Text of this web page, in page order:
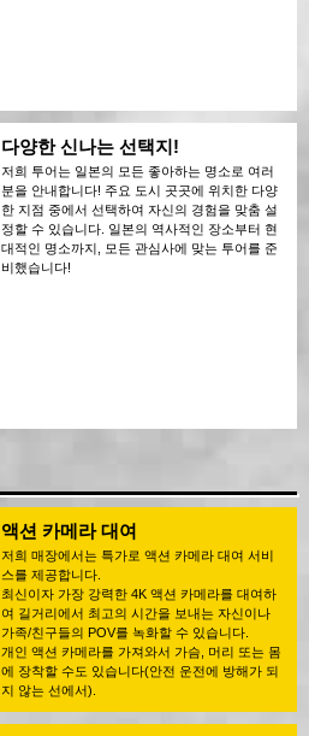
다양한 신나는 선택지!
저희 투어는 일본의 모든 좋아하는 명소로 여러
분을 안내합니다! 주요 도시 곳곳에 위치한 다양
한 지점 중에서 선택하여 자신의 경험을 맞춤 설
정할 수 있습니다. 일본의 역사적인 장소부터 현
대적인 명소까지, 모든 관심사에 맞는 투어를 준
비했습니다!
액션 카메라 대여
저희 매장에서는 특가로 액션 카메라 대여 서비
스를 제공합니다.
최신이자 가장 강력한 4K 액션 카메라를 대여하
여 길거리에서 최고의 시간을 보내는 자신이나
가족/친구들의 POV를 녹화할 수 있습니다.
개인 액션 카메라를 가져와서 가슴, 머리 또는 몸
에 장착할 수도 있습니다(안전 운전에 방해가 되
지 않는 선에서).